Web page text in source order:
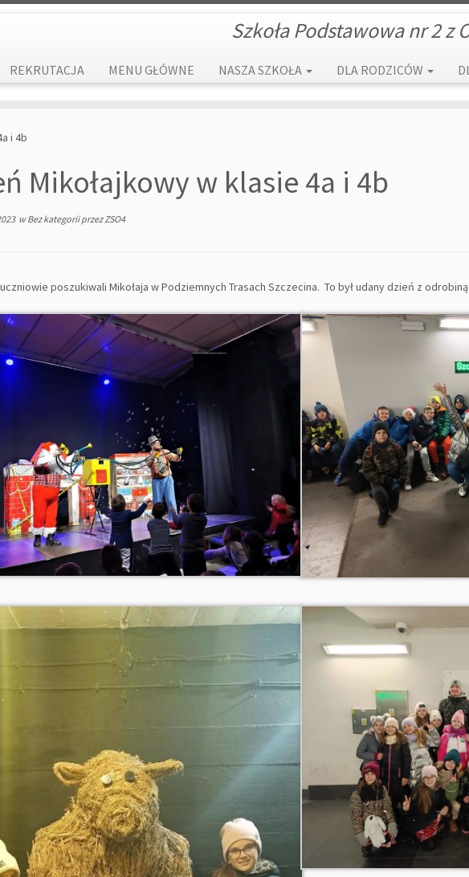
Szkoła Podstawowa nr 2 z
REKRUTACJA MENU GŁÓWNE NASZA SZKOŁA DLA RODZICÓW
i 4b
Mikołajkowy w klasie 4a i 4b
wBez kategoriiprzezZSO4
poszukiwali Mikołaja w Podziemnych Trasach Szczecina. To był udany dzień z